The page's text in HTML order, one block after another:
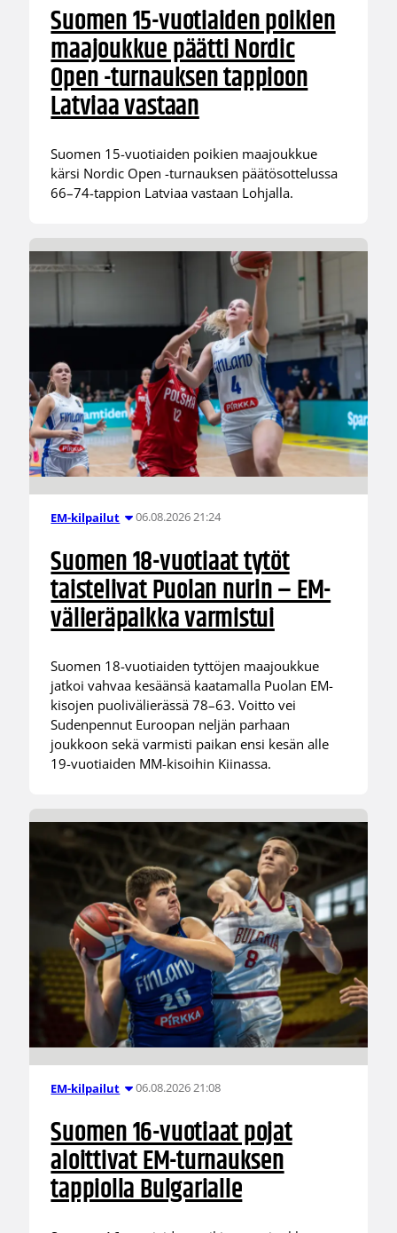
Suomen 15-vuotiaiden poikien
maajoukkue päätti Nordic
Open -turnauksen tappioon
Latviaa vastaan
Suomen 15-vuotiaiden poikien maajoukkue
kärsi Nordic Open -turnauksen päätösottelussa
66–74-tappion Latviaa vastaan Lohjalla.
EM-kilpailut 06.08.2026 21:24
Suomen 18-vuotiaat tytöt
taistelivat Puolan nurin – EM-
välieräpaikka varmistui
Suomen 18-vuotiaiden tyttöjen maajoukkue
jatkoi vahvaa kesäänsä kaatamalla Puolan EM-
kisojen puolivälierässä 78–63. Voitto vei
Sudenpennut Euroopan neljän parhaan
joukkoon sekä varmisti paikan ensi kesän alle
19-vuotiaiden MM-kisoihin Kiinassa.
EM-kilpailut 06.08.2026 21:08
Suomen 16-vuotiaat pojat
aloittivat EM-turnauksen
tappiolla Bulgarialle